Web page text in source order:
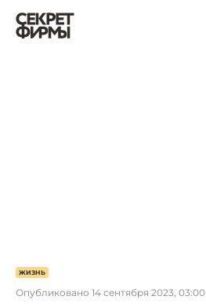
ЖИЗНЬ
Опубликовано 14 сентября 2023, 03:00